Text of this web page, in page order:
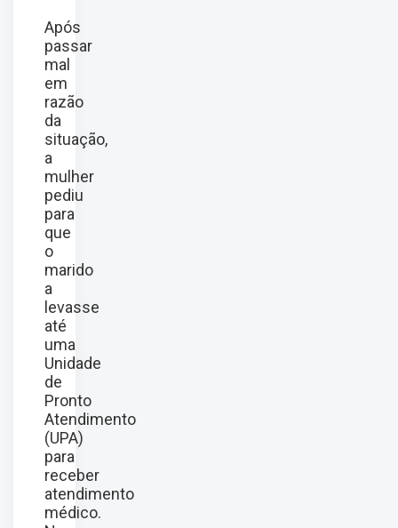
Após
passar
mal
em
razão
da
situação,
a
mulher
pediu
para
que
o
marido
a
levasse
até
uma
Unidade
de
Pronto
Atendimento
(UPA)
para
receber
atendimento
médico.